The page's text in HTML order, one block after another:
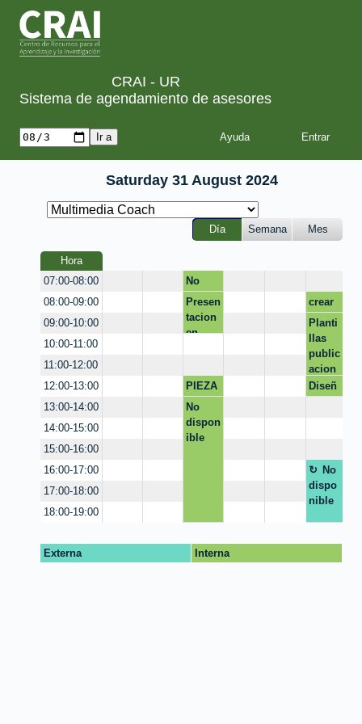
CRAI - UR
Sistema de agendamiento de asesores
Ayuda
Saturday 31 August 2024
Día Semana Mes
Hora
07:00-08:00
No
dispon
ible
08:00-09:00
Presen
tacion
en
crear
hoja
de
vida
en
linked
in
09:00-10:00
Planti
llas
public
acion
es
10:00-11:00
11:00-12:00
12:00-13:00
PIEZA
GRAFI
CA
Diseñ
13:00-14:00
No
dispon
ible
14:00-15:00
15:00-16:00
16:00-17:00
No
dispo
nible
17:00-18:00
18:00-19:00
Externa Interna